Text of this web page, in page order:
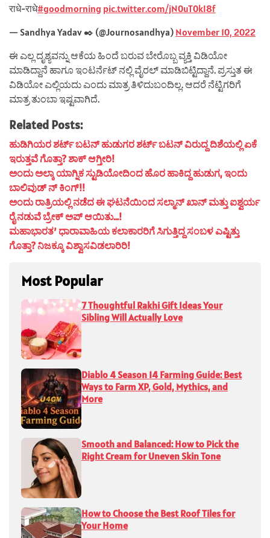
राधे-राधे#goodmorning pic.twitter.com/jN0uT0kI8f
— Sandhya Yadav ✒️ (@Journosandhya) November 10, 2022
ಈ ಎಲ್ಲ ದೃಶ್ಯವನ್ನು ಆಕೆಯ ಹಿಂದೆ ಬರುವ ಬೇರೊಬ್ಬ ವ್ಯಕ್ತಿ ವಿಡಿಯೋ
ಮಾಡಿದ್ದಾನೆ ಹಾಗೂ ಇಂಟರ್ನೆಟ್ ನಲ್ಲಿ ವೈರಲ್ ಮಾಡಿಬಿಟ್ಟಿದ್ದಾನೆ. ಪ್ರಸ್ತುತ ಈ
ವಿಡಿಯೋ ಎಲ್ಲಿಯದು ಎಂದು ಮಾತ್ರ ತಿಳಿದುಬಂದಿಲ್ಲ. ಆದರೆ ನೆಟ್ಟಿಗರಿಗೆ
ಮಾತ್ರ ತುಂಬಾ ಇಷ್ಟವಾಗಿದೆ.
Related Posts:
ಹುಡಿಗಿಯರ ಶರ್ಟ್ ಬಟನ್ ಹುಡುಗರ ಶರ್ಟ್ ಬಟನ್ ವಿರುದ್ದ ದಿಶೆಯಲ್ಲಿ ಏಕೆ
ಇರುತ್ತವೆ ಗೊತ್ತಾ? ಶಾಕ್ ಆಗ್ತೀರಿ!
ಅಂದು ಅಲ್ಕಾ ಯಾಗ್ನಿಕ ಸ್ಟುಡಿಯೋದಿಂದ ಹೊರ ಹಾಕಿದ್ದ ಹುಡುಗ, ಇಂದು
ಬಾಲಿವುಡ್ ನ್ ಕಿಂಗ್!!
ಅಂದು ರಾತ್ರಿಯಲ್ಲಿ ನಡೆದ ಈ ಘಟನೆಯಿಂದ ಸಲ್ಮಾನ್ ಖಾನ್ ಮತ್ತು ಐಶ್ವರ್ಯ
ರೈ ನಡುವೆ ಬ್ರೇಕ್ ಅಪ್ ಆಯಿತು…!
ಮಹಾಭಾರತ’ ಧಾರಾವಾಹಿಯ ಕಲಾಕಾರರಿಗೆ ಸಿಗುತ್ತಿದ್ದ ಸಂಬಳ ಎಷ್ಟಿತ್ತು
ಗೊತ್ತಾ? ನಿಜಕ್ಕೂ ವಿಶ್ವಾಸವಿಡಲಾರಿರಿ!
Most Popular
7 Thoughtful Rakhi Gift Ideas Your
Sibling Will Actually Love
Diablo 4 Season 14 Farming Guide: Best
Ways to Farm XP, Gold, Mythics, and
More
Smooth and Balanced: How to Pick the
Right Cream for Uneven Skin Tone
How to Choose the Best Roof Tiles for
Your Home